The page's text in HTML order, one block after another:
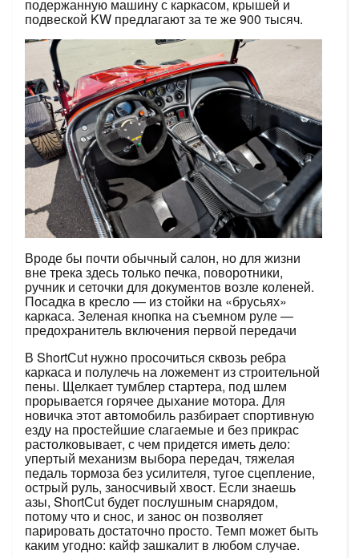
подержанную машину с каркасом, крышей и
подвеской KW предлагают за те же 900 тысяч.
Вроде бы почти обычный салон, но для жизни
вне трека здесь только печка, поворотники,
ручник и сеточки для документов возле коленей.
Посадка в кресло — из стойки на «брусьях»
каркаса. Зеленая кнопка на съемном руле —
предохранитель включения первой передачи
В ShortСut нужно просочиться сквозь ребра
каркаса и полулечь на ложемент из строительной
пены. Щелкает тумблер стартера, под шлем
прорывается горячее дыхание мотора. Для
новичка этот автомобиль разбирает спортивную
езду на простейшие слагаемые и без прикрас
растолковывает, с чем придется иметь дело:
упертый механизм выбора передач, тяжелая
педаль тормоза без усилителя, тугое сцепление,
острый руль, заносчивый хвост. Если знаешь
азы, ShortСut будет послушным снарядом,
потому что и снос, и занос он позволяет
парировать достаточно просто. Темп может быть
каким угодно: кайф зашкалит в любом случае.